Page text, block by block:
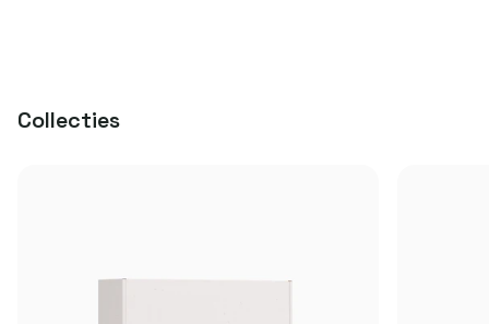
Collecties